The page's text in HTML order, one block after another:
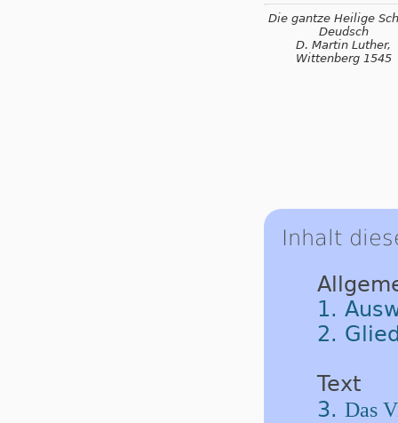
Die gantze Heilige
Deudsch
D. Martin Luther,
Wittenberg 1545
Inhalt
1.
2.
Text
3. Das